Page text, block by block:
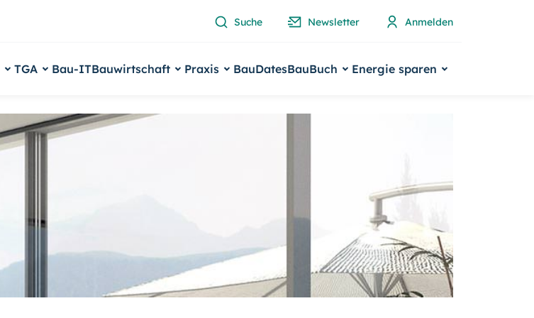
Suche Newsletter Anmelden
TGA Bau-ITBauwirtschaft Praxis BauDatesBauBuch Energie sparen